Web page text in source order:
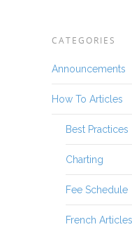
CATEGORIES
Announcements
How To Articles
Best Practices
Charting
Fee Schedule
French Articles